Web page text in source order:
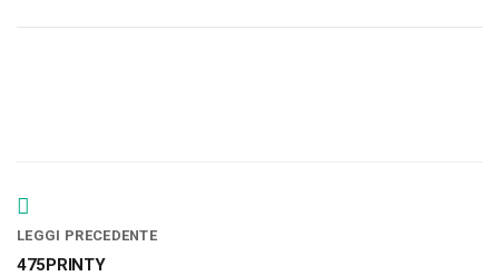
LEGGI PRECEDENTE
475PRINTY